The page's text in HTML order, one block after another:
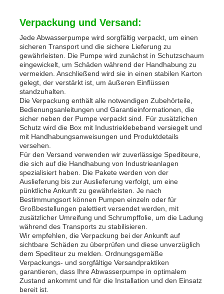
Verpackung und Versand:
Jede Abwasserpumpe wird sorgfältig verpackt, um einen
sicheren Transport und die sichere Lieferung zu
gewährleisten. Die Pumpe wird zunächst in Schutzschaum
eingewickelt, um Schäden während der Handhabung zu
vermeiden. Anschließend wird sie in einen stabilen Karton
gelegt, der verstärkt ist, um äußeren Einflüssen
standzuhalten.
Die Verpackung enthält alle notwendigen Zubehörteile,
Bedienungsanleitungen und Garantieinformationen, die
sicher neben der Pumpe verpackt sind. Für zusätzlichen
Schutz wird die Box mit Industrieklebeband versiegelt und
mit Handhabungsanweisungen und Produktdetails
versehen.
Für den Versand verwenden wir zuverlässige Spediteure,
die sich auf die Handhabung von Industrieanlagen
spezialisiert haben. Die Pakete werden von der
Auslieferung bis zur Auslieferung verfolgt, um eine
pünktliche Ankunft zu gewährleisten. Je nach
Bestimmungsort können Pumpen einzeln oder für
Großbestellungen palettiert versendet werden, mit
zusätzlicher Umreifung und Schrumpffolie, um die Ladung
während des Transports zu stabilisieren.
Wir empfehlen, die Verpackung bei der Ankunft auf
sichtbare Schäden zu überprüfen und diese unverzüglich
dem Spediteur zu melden. Ordnungsgemäße
Verpackungs- und sorgfältige Versandpraktiken
garantieren, dass Ihre Abwasserpumpe in optimalem
Zustand ankommt und für die Installation und den Einsatz
bereit ist.